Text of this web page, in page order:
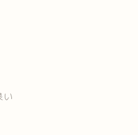
い